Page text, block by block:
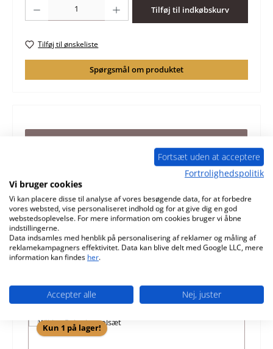
Tilføj til indkøbskurv
Tilføj til ønskeliste
Spørgsmål om produktet
original dørpakning til brændeovn Wiking Pala Wiking
Pala dørpakning nøgledata: dørsnor, pakningMere
Karakteristika
Information om produktsikkerhed
Spring produktgalleriet over
Lignende produkter
Kun 1 på lager!
Fortsæt uden at acceptere
Fortrolighedspolitik
Vi bruger cookies
Vi kan placere disse til analyse af vores besøgende data, for at forbedre
vores websted, vise personaliseret indhold og for at give dig en god
webstedsoplevelse. For mere information om cookies bruger vi åbne
indstillingerne.
Data indsamles med henblik på personalisering af reklamer og måling af
reklamekampagners effektivitet. Data kan blive delt med Google LLC, mere
information kan findes her.
Accepter alle Nej, juster